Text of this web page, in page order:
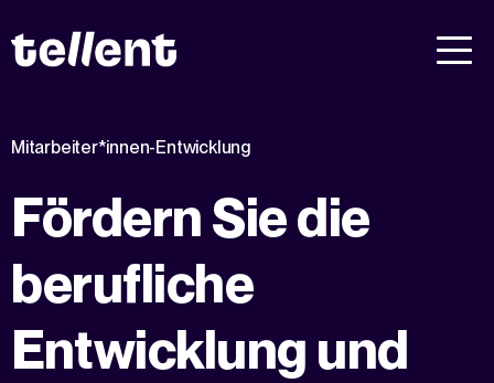
Mitarbeiter*innen-Entwicklung
Fördern Sie die
berufliche
Entwicklung und